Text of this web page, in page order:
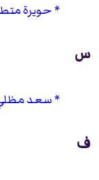
حويرة
س
سعد
ف